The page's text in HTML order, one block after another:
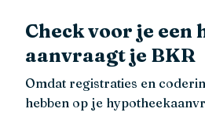
Check voor je een
aanvraagt je BKR
Omdat registraties en
hebben op je